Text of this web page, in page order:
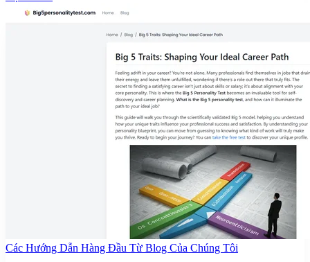
Các Hướng Dẫn Hàng Đầu Từ Blog Của Chúng Tôi